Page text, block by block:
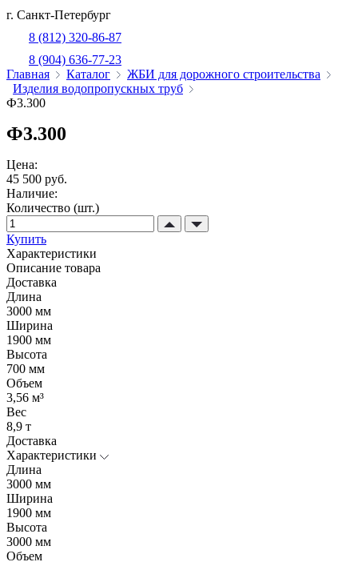
г. Санкт-Петербург
8 (812) 320-86-87
8 (904) 636-77-23
Главная
Каталог
ЖБИ для дорожного строительства
Изделия водопропускных труб
Ф3.300
Ф3.300
Цена:
45 500 руб.
Наличие:
Количество (шт.)
Купить
Характеристики
Описание товара
Доставка
Длина
3000 мм
Ширина
1900 мм
Высота
700 мм
Объем
3,56 м³
Вес
8,9 т
Доставка
Характеристики
Длина
3000 мм
Ширина
1900 мм
Высота
3000 мм
Объем